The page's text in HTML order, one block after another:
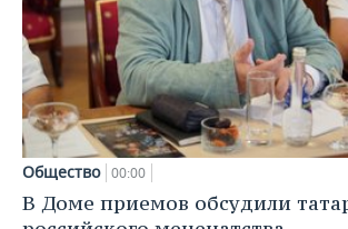
Общество 00:00
В Доме приемов обсудили